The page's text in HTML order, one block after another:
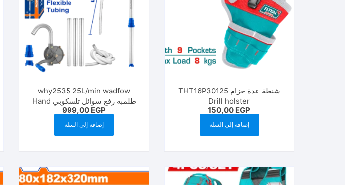
شنطة عدة حزام THT16P30125
Drill holster
150,00 EGP
إضافة إلى السلة
why2535 25L/min wadfow
طلمبه رفع سوائل تلسكوبي Hand
oil pump
999,00 EGP
إضافة إلى السلة